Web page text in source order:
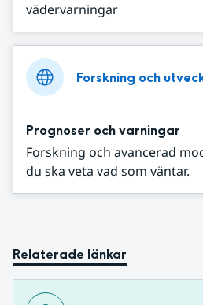
vädervarningar
Forskning och
Prognoser och varningar
Forskning och avancerad
du ska veta vad som väntar.
Relaterade länkar